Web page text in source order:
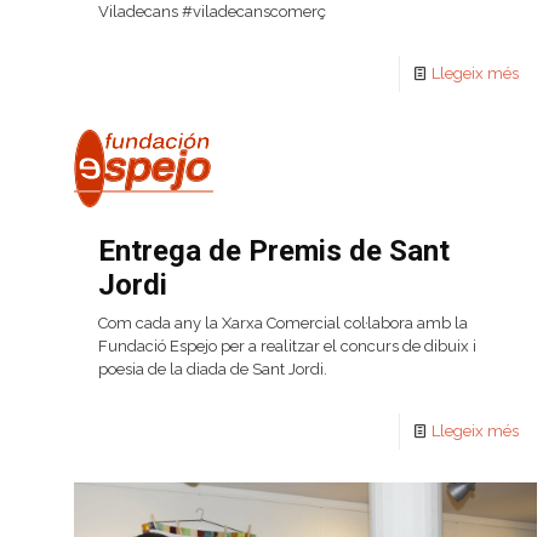
Viladecans ‪#‎viladecanscomerç‬
Llegeix més
Entrega de Premis de Sant
Jordi
Com cada any la Xarxa Comercial col·labora amb la
Fundació Espejo per a realitzar el concurs de dibuix i
poesia de la diada de Sant Jordi.
Llegeix més